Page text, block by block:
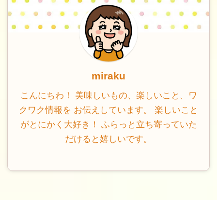
miraku
こんにちわ！ 美味しいもの、楽しいこと、ワ
クワク情報を お伝えしています。 楽しいこと
がとにかく大好き！ ふらっと立ち寄っていた
だけると嬉しいです。